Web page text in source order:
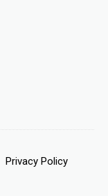
Privacy Policy